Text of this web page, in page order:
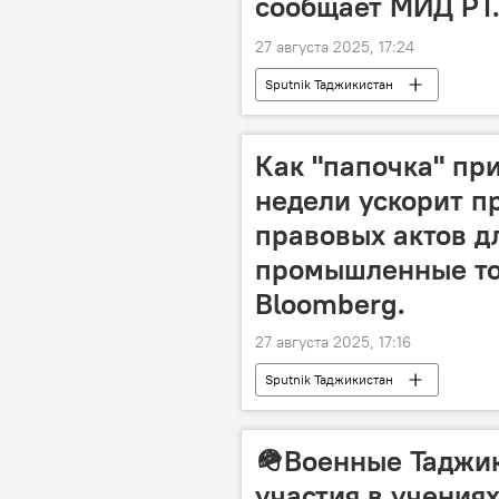
27 августа 2025, 17:24
Sputnik Таджикистан
Как "папочка"
недели ускорит
правовых актов
промышленные
Bloomberg.
27 августа 2025, 17:16
Sputnik Таджикистан
🪖Военные